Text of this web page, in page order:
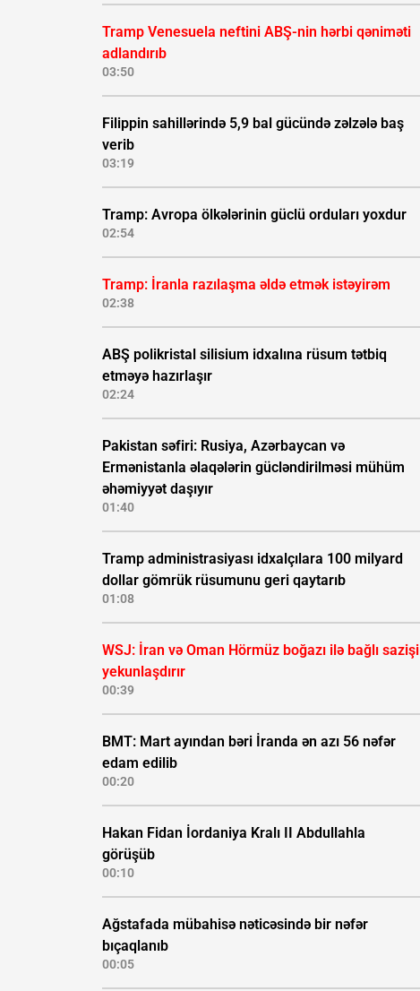
Tramp Venesuela neftini ABŞ-nin hərbi qəniməti
adlandırıb
03:50
Filippin sahillərində 5,9 bal gücündə zəlzələ baş
verib
03:19
Tramp: Avropa ölkələrinin güclü orduları yoxdur
02:54
Tramp: İranla razılaşma əldə etmək istəyirəm
02:38
ABŞ polikristal silisium idxalına rüsum tətbiq
etməyə hazırlaşır
02:24
Pakistan səfiri: Rusiya, Azərbaycan və
Ermənistanla əlaqələrin gücləndirilməsi mühüm
əhəmiyyət daşıyır
01:40
Tramp administrasiyası idxalçılara 100 milyard
dollar gömrük rüsumunu geri qaytarıb
01:08
WSJ: İran və Oman Hörmüz boğazı ilə bağlı sazişi
yekunlaşdırır
00:39
BMT: Mart ayından bəri İranda ən azı 56 nəfər
edam edilib
00:20
Hakan Fidan İordaniya Kralı II Abdullahla
görüşüb
00:10
Ağstafada mübahisə nəticəsində bir nəfər
bıçaqlanıb
00:05